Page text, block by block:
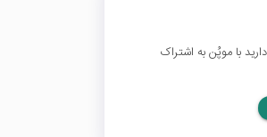
با موپُن به اشتراک